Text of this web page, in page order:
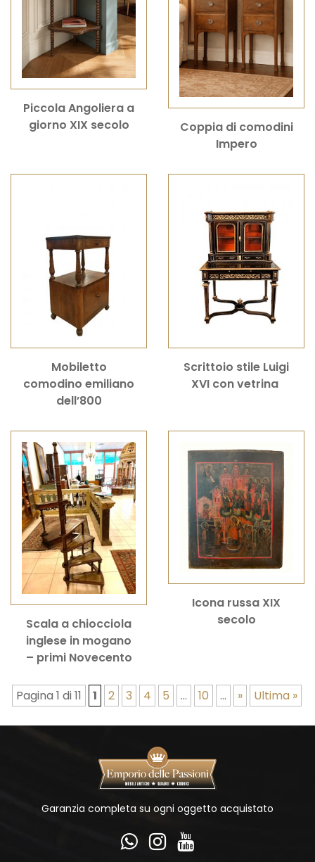
Piccola Angoliera a
giorno XIX secolo
Coppia di comodini
Impero
Mobiletto
comodino emiliano
dell’800
Scrittoio stile Luigi
XVI con vetrina
Scala a chiocciola
inglese in mogano
– primi Novecento
Icona russa XIX
secolo
Pagina 1 di 11 1 2 3 4 5 ... 10 ... » Ultima »
Garanzia completa su ogni oggetto acquistato